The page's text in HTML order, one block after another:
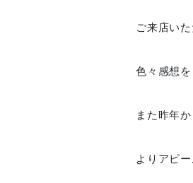
ご来店いた
色々感想
また昨年
よりアピ